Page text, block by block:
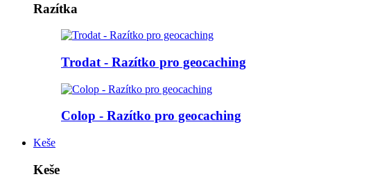
Razítka
Trodat - Razítko pro geocaching
Colop - Razítko pro geocaching
Keše
Keše